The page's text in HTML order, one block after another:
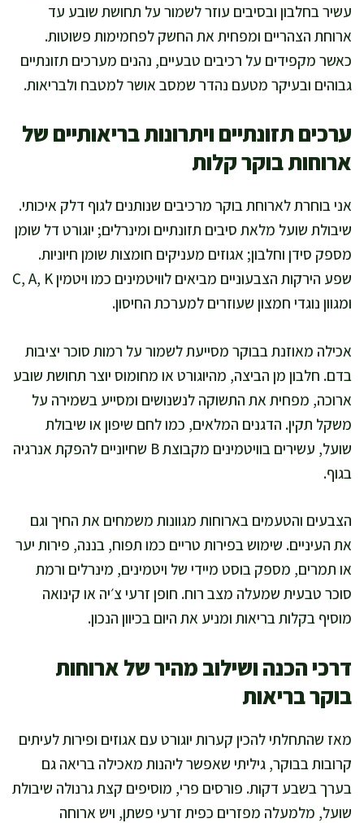
עשיר בחלבון ובסיבים עוזר לשמור על תחושת שובע עד
ארוחת הצהריים ומפחית את החשק לפחמימות פשוטות.
כאשר מקפידים על רכיבים טבעיים, נהנים מערכים תזונתיים
גבוהים ובעיקר מטעם נהדר שמסב אושר למטבח ולבריאות.
ערכים תזונתיים ויתרונות בריאותיים של
ארוחות בוקר קלות
אני בוחרת לארוחת בוקר מרכיבים שנותנים לגוף דלק איכותי.
שיבולת שועל מלאת סיבים תזונתיים ומינרלים; יוגורט דל שומן
מספק סידן וחלבון; אגוזים מעניקים חומצות שומן חיוניות.
שפע הירקות הצבעוניים מביאים לוויטמינים כמו ויטמין C, A, K
ומגוון נוגדי חמצון שעוזרים למערכת החיסון.
אכילה מאוזנת בבוקר מסייעת לשמור על רמות סוכר יציבות
בדם. חלבון מן הביצה, מהיוגורט או מחומוס יוצר תחושת שובע
ארוכה, מפחית את התשוקה לנשנושים ומסייע בשמירה על
משקל תקין. הדגנים המלאים, כמו לחם שיפון או שיבולת
שועל, עשירים בוויטמינים מקבוצת B שחיוניים להפקת אנרגיה
בגוף.
הצבעים והטעמים בארוחות מגוונות משמחים את החיך וגם
את העיניים. שימוש בפירות טריים כמו תפוח, בננה, פירות יער
או תמרים, מספק בוסט מיידי של ויטמינים, מינרלים ורמת
סוכר טבעית שמעלה מצב רוח. חופן זרעי צ׳יה או קינואה
מוסיף בקלות בריאות ומניע את היום בכיוון הנכון.
דרכי הכנה ושילוב מהיר של ארוחות
בוקר בריאות
מאז שהתחלתי להכין קערות יוגורט עם אגוזים ופירות לעיתים
קרובות בבוקר, גיליתי שאפשר ליהנות מאכילה בריאה גם
בערך בשבע דקות. פורסים פרי, מוסיפים קצת גרנולה שיבולת
שועל, מלמעלה מפזרים כפית זרעי פשתן, ויש ארוחה